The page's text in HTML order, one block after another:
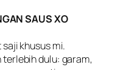
SAUS XO
saji khusus mi.
terlebih dulu: garam,